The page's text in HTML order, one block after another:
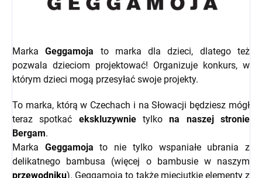
MarkaGeggamoja to marka dla dzieci, dlatego też
pozwala dzieciom projektować! Organizuje konkurs, w
którym dzieci mogą przesyłać swoje projekty.
To marka, którą w Czechach i na Słowacji będziesz mógł
teraz spotkać ekskluzywnietylkona naszej stronie
Bergam.
Marka Geggamoja to nie tylko wspaniałe ubrania z
delikatnego bambusa (więcej o bambusie w naszym
przewodniku). Geggamoja to także mięciutkie elementy z